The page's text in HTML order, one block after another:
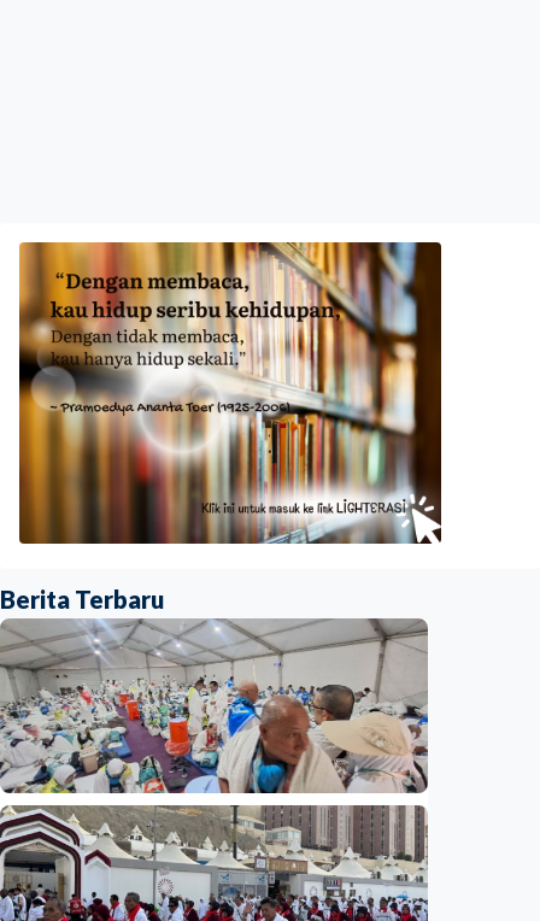
Berita Terbaru
Nasional
Analisis – Ke mana mengalirnya uang jemaah
haji Indonesia? Ada potensi ekonomi yang
bisa kembali ke Tanah Air (2 dari 3 tulisan)